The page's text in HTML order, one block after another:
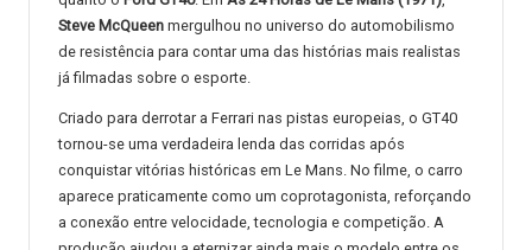
Steve McQueen mergulhou no universo do automobilismo
de resistência para contar uma das histórias mais realistas
já filmadas sobre o esporte.
Criado para derrotar a Ferrari nas pistas europeias, o GT40
tornou-se uma verdadeira lenda das corridas após
conquistar vitórias históricas em Le Mans. No filme, o carro
aparece praticamente como um coprotagonista, reforçando
a conexão entre velocidade, tecnologia e competição. A